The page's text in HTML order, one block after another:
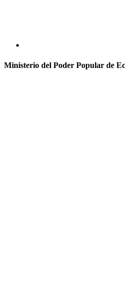
Ministerio del Poder Popular de